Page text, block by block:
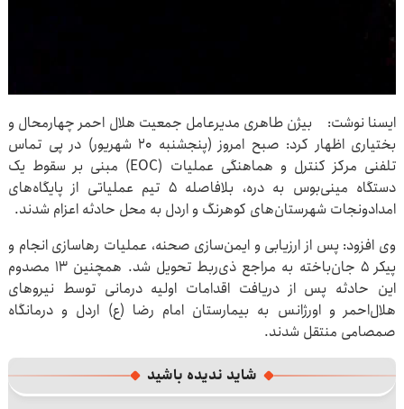
ایسنا نوشت: بیژن طاهری مدیرعامل جمعیت هلال‌ احمر چهارمحال و
بختیاری اظهار کرد: صبح امروز (پنجشنبه ۲۰ شهریور) در پی تماس
تلفنی مرکز کنترل و هماهنگی عملیات (EOC) مبنی بر سقوط یک
دستگاه مینی‌بوس به دره، بلافاصله ۵ تیم عملیاتی از پایگاه‌های
امدادونجات شهرستان‌های کوهرنگ و اردل به محل حادثه اعزام شدند.
وی افزود: پس از ارزیابی و ایمن‌سازی صحنه، عملیات رهاسازی انجام و
پیکر ۵ جان‌باخته به مراجع ذی‌ربط تحویل شد. همچنین ۱۳ مصدوم
این حادثه پس از دریافت اقدامات اولیه درمانی توسط نیروهای
هلال‌احمر و اورژانس به بیمارستان امام رضا (ع) اردل و درمانگاه
صمصامی منتقل شدند.
شاید ندیده باشید